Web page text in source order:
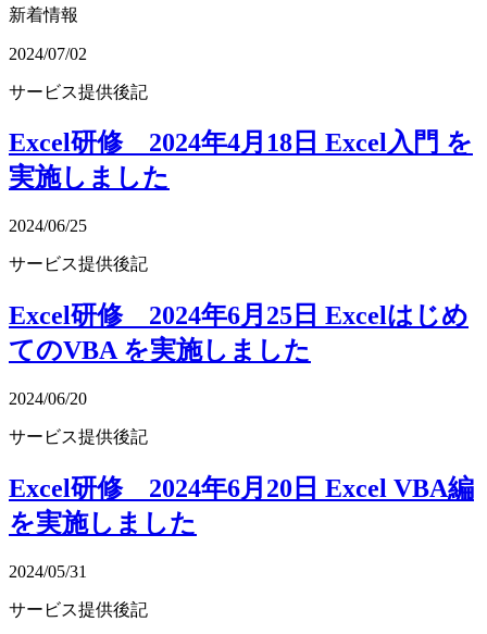
新着情報
2024/07/02
サービス提供後記
Excel研修 2024年4月18日 Excel入門 を
実施しました
2024/06/25
サービス提供後記
Excel研修 2024年6月25日 Excelはじめ
てのVBA を実施しました
2024/06/20
サービス提供後記
Excel研修 2024年6月20日 Excel VBA編
を実施しました
2024/05/31
サービス提供後記